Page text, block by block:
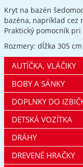
Kryt na bazén
bazéna, napríklad cez
Praktický pomocník
Rozmery: dĺžka 305
AUTÍČKA, VLÁČIKY
BOBY A SÁNKY
DOPLNKY DO
DETSKÁ VOZÍTKA
DRÁHY
DREVENÉ HRAČKY